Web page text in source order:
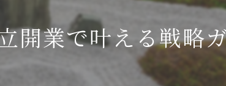
新築
リフォーム
開業で叶える戦略